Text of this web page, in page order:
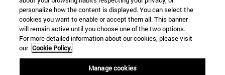
personalize how the content is displayed. You can select the
cookies you want to enable or accept them all. This banner
will remain active until you choose one of the two options.
For more detailed information about our cookies, please visit
our Cookie Policy.
Manage cookies